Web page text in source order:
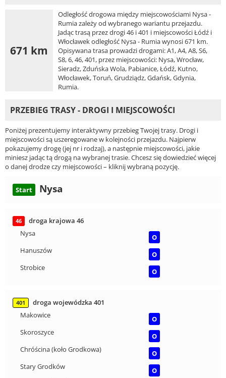
671 km
Odległość drogowa między miejscowościami Nysa -
Rumia zależy od wybranego wariantu przejazdu.
Jadąc trasą przez drogi 46 i 401 i miejscowości Łódź i
Włocławek odległość Nysa - Rumia wynosi 671 km.
Opisywana trasa prowadzi drogami: A1, A4, A8, S6,
S8, 6, 46, 401, przez miejscowości: Nysa, Wrocław,
Sieradz, Zduńska Wola, Pabianice, Łódź, Kutno,
Włocławek, Toruń, Grudziądz, Gdańsk, Gdynia,
Rumia.
PRZEBIEG TRASY - DROGI I MIEJSCOWOŚCI
Poniżej prezentujemy interaktywny przebieg Twojej trasy. Drogi i
miejscowości są uszeregowane w kolejności przejazdu. Najpierw
pokazujemy drogę (jej nr i rodzaj), a następnie miejscowości, jakie
miniesz jadąc tą drogą na wybranej trasie. Chcesz się dowiedzieć więcej
o danej drodze czy miejscowości – kliknij wybraną pozycję.
Start Nysa
46
droga krajowa 46
Nysa
O
Hanuszów
O
Strobice
O
401
droga wojewódzka 401
Makowice
O
Skoroszyce
O
Chróścina (koło Grodkowa)
O
Stary Grodków
O